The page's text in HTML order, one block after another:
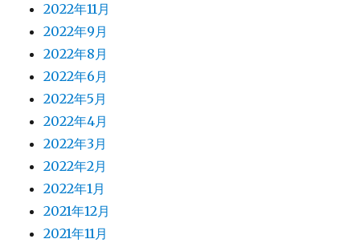
2022年11月
2022年9月
2022年8月
2022年6月
2022年5月
2022年4月
2022年3月
2022年2月
2022年1月
2021年12月
2021年11月